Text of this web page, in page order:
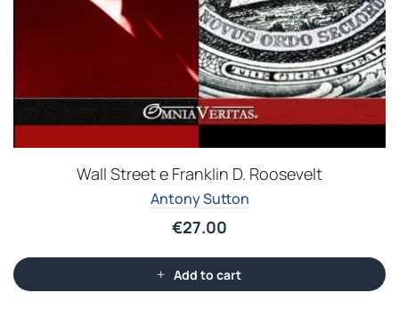
Wall Street e Franklin D. Roosevelt
Antony Sutton
€27.00
Add to cart